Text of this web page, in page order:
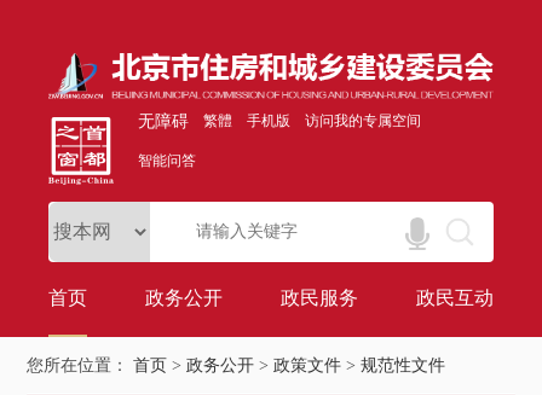
无障碍 繁體 手机版 访问我的专属空间
智能问答
首页 政务公开 政民服务 政民互动
您所在位置：首页 >政务公开 >政策文件 >规范性文件